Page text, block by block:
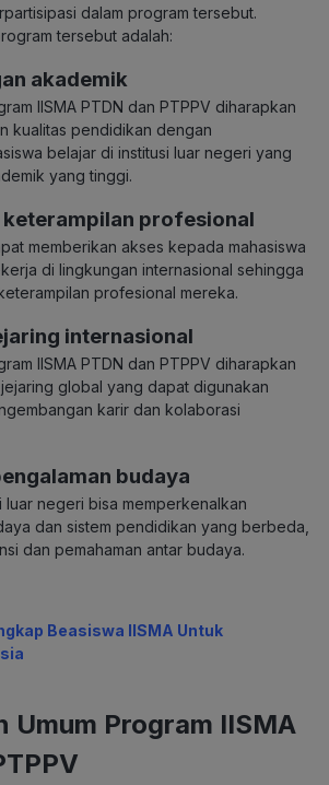
dalam program tersebut.
tersebut adalah:
akademik
IISMA PTDN dan PTPPV diharapkan
kualitas pendidikan dengan
belajar di institusi luar negeri yang
yang tinggi.
keterampilan profesional
memberikan akses kepada mahasiswa
di lingkungan internasional sehingga
profesional mereka.
internasional
IISMA PTDN dan PTPPV diharapkan
global yang dapat digunakan
karir dan kolaborasi
budaya
luar negeri bisa memperkenalkan
dan sistem pendidikan yang berbeda,
dan pemahaman antar budaya.
Beasiswa IISMA Untuk
Umum Program IISMA